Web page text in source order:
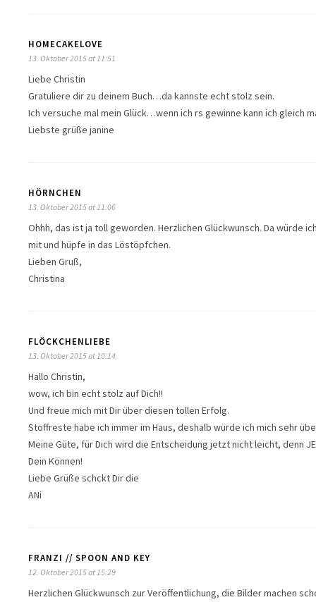
HOMECAKELOVE
13. Oktober 2015 at 11:51
Liebe Christin
Gratuliere dir zu deinem Buch…da kannste echt stolz sein.
Ich versuche mal mein Glück…wenn ich rs gewinne kann ich gleich
Liebste grüße janine
HÖRNCHEN
13. Oktober 2015 at 11:06
Ohhh, das ist ja toll geworden. Herzlichen Glückwunsch. Da würde
mit und hüpfe in das Löstöpfchen.
Lieben Gruß,
Christina
FLÖCKCHENLIEBE
13. Oktober 2015 at 10:14
Hallo Christin,
wow, ich bin echt stolz auf Dich!!
Und freue mich mit Dir über diesen tollen Erfolg.
Stoffreste habe ich immer im Haus, deshalb würde ich mich sehr
Meine Güte, für Dich wird die Entscheidung jetzt nicht leicht, denn
Dein Können!
Liebe Grüße schckt Dir die
ANi
FRANZI // SPOON AND KEY
12. Oktober 2015 at 15:29
Herzlichen Glückwunsch zur Veröffentlichung, die Bilder machen